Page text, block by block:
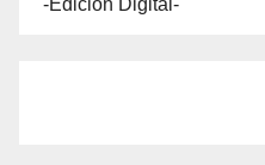
-Edición Digital-